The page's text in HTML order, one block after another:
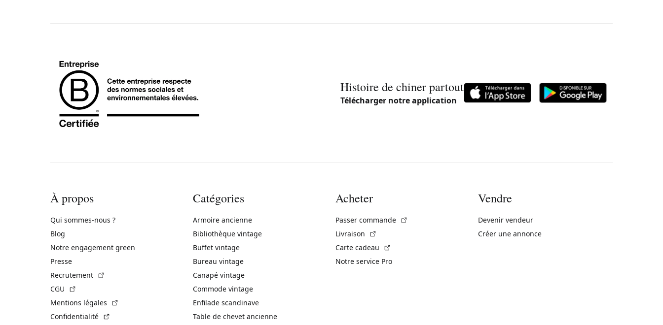
Histoire de chiner partout
Télécharger notre application
À propos
Qui sommes-nous ?
Blog
Notre engagement green
Presse
Recrutement
CGU
Mentions légales
Confidentialité
Catégories
Armoire ancienne
Bibliothèque vintage
Buffet vintage
Bureau vintage
Canapé vintage
Commode vintage
Enfilade scandinave
Table de chevet ancienne
Acheter
Passer commande
Livraison
Carte cadeau
Notre service Pro
Vendre
Devenir vendeur
Créer une annonce